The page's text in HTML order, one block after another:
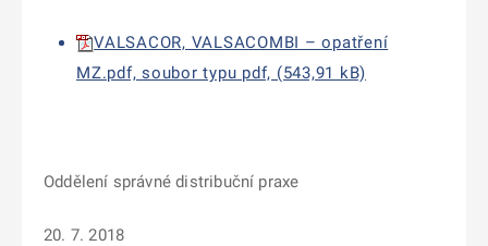
VALSACOR, VALSACOMBI – opatření
MZ.pdf, soubor typu pdf, (543,91 kB)
Oddělení správné distribuční praxe
20. 7. 2018